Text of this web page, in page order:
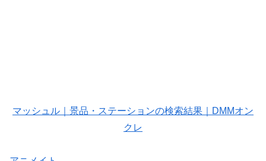
マッシュル｜景品・ステーションの検索結果｜DMMオン
クレ